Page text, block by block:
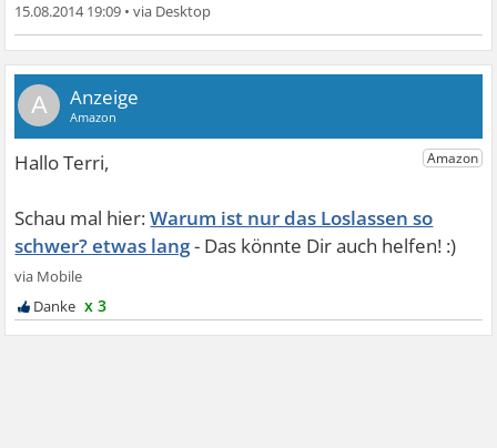
15.08.2014 19:09 •
A
Warum ist nur das Loslassen so
schwer? etwas lang
x 3